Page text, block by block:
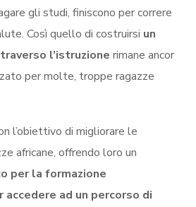
gli studi, finiscono per correre
Così quello di costruirsi un
l’istruzione rimane ancor
per molte, troppe ragazze
l’obiettivo di migliorare le
africane, offrendo loro un
per la formazione
ad un percorso di